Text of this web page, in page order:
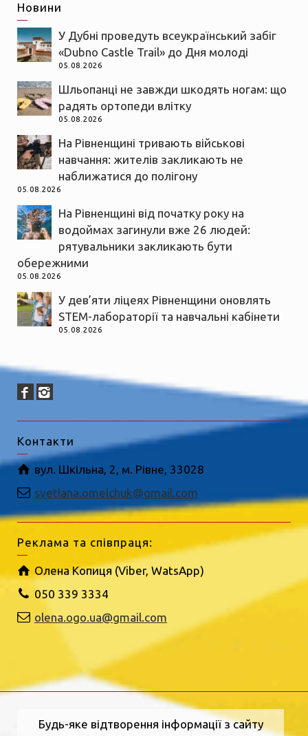
Новини
У Дубні проведуть всеукраїнський забіг
«Dubno Castle Trail» до Дня молоді
05.08.2026
Шльопанці не завжди шкодять ногам: що
радять ортопеди влітку
05.08.2026
На Рівненщині тривають військові
навчання: жителів закликають не
наближатися до полігону
05.08.2026
На Рівненщині від початку року на
водоймах загинули вже 26 людей:
рятувальники закликають бути
обережними
05.08.2026
У дев’яти ліцеях Рівненщини оновлять
STEM-лабораторії та навчальні кабінети
05.08.2026
Контакти
вул. Шкільна, 2, м. Рівне, 33028
svetlana.omelchuk@gmail.com
Реклама та співпраця:
Олена Копиця (Viber, WatsApp)
050 339 3334
olena.ogo.ua@gmail.com
Будь-яке відтворення інформації з сайту